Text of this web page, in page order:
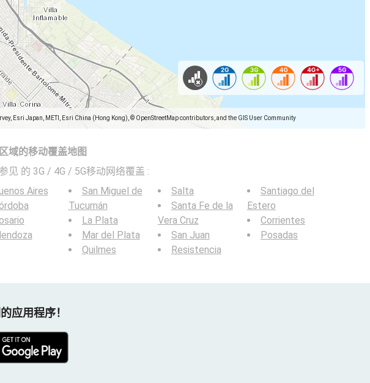
Esri Japan, METI, Esri China (Hong Kong), © OpenStreetMap contributors, and the GIS User Community
域的移动覆盖地图
见 的 3G / 4G / 5G移动网络覆盖 :
Aires
San Miguel de
Tucumán
La Plata
Mar del Plata
Quilmes
Salta
Santa Fe de la
Vera Cruz
San Juan
Resistencia
Santiago del
Estero
Corrientes
Posadas
应用程序！